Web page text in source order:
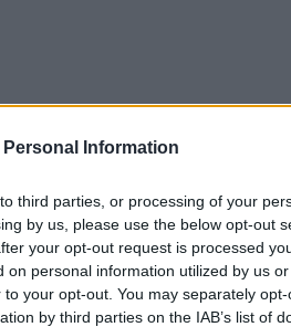
Information
third parties, or processing of your
by us, please use the below opt-out
your opt-out request is processed
personal information utilized by us
your opt-out. You may separately
by third parties on the IAB’s list of